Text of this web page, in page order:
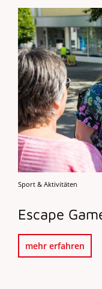
Sport & Aktivitäten
Escape
mehr erfahren